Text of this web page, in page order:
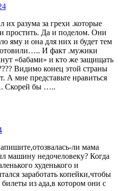
их разума за грехи .которые
простить. Да и поделом. Они
яму и она для них и будет тем
И факт .мужики
«бабами» и кто же защищать
Видимо конец этой страны
А мне представьте нравиться
Скорей бы …..
ли мама
машину недочеловеку? Когда
худенького и
заработать копейки,чтобы
из ада,в котором они с